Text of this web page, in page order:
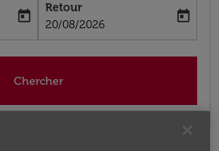
aria-label
today
Retour
fc-booking-return-date-aria-label
20/08/2026
today
Chercher